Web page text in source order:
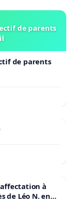
de parents
de parents
à
de Léo N. en